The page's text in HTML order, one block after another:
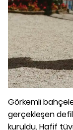
Görkemli
gerçekleşen
kuruldu. Hafif